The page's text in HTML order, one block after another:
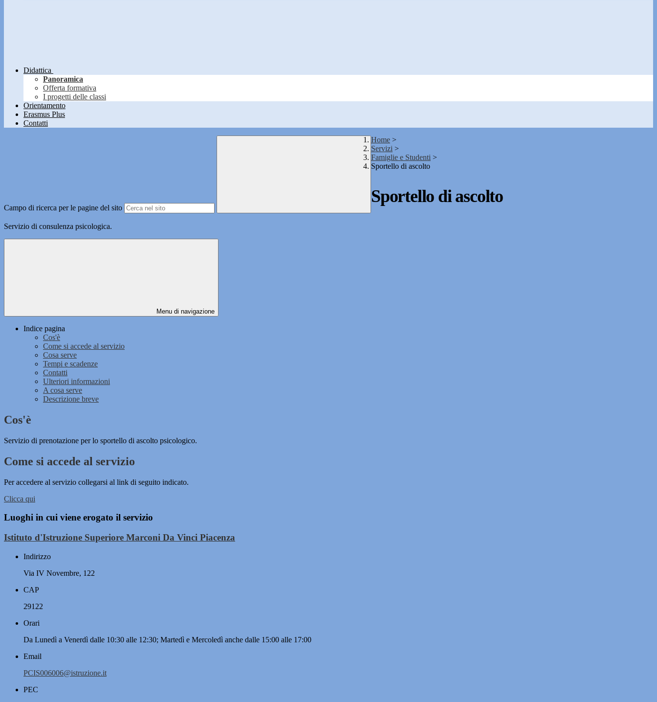
Didattica
Panoramica
Offerta formativa
I progetti delle classi
Orientamento
Erasmus Plus
Contatti
Campo di ricerca per le pagine del sito
Home >
Servizi >
Famiglie e Studenti >
Sportello di ascolto
Sportello di ascolto
Servizio di consulenza psicologica.
Menu di navigazione
Indice pagina
Cos'è
Come si accede al servizio
Cosa serve
Tempi e scadenze
Contatti
Ulteriori informazioni
A cosa serve
Descrizione breve
Cos'è
Servizio di prenotazione per lo sportello di ascolto psicologico.
Come si accede al servizio
Per accedere al servizio collegarsi al link di seguito indicato.
Clicca qui
Luoghi in cui viene erogato il servizio
Istituto d'Istruzione Superiore Marconi Da Vinci Piacenza
Indirizzo
Via IV Novembre, 122
CAP
29122
Orari
Da Lunedì a Venerdì dalle 10:30 alle 12:30; Martedì e Mercoledì anche dalle 15:00 alle 17:00
Email
PCIS006006@istruzione.it
PEC